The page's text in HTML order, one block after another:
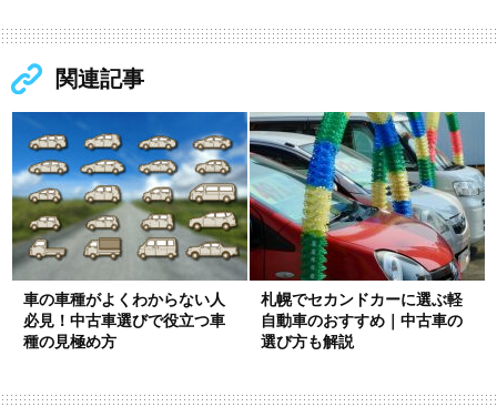
関連記事
車の車種がよくわからない人
必見！中古車選びで役立つ車
種の見極め方
札幌でセカンドカーに選ぶ軽
自動車のおすすめ｜中古車の
選び方も解説